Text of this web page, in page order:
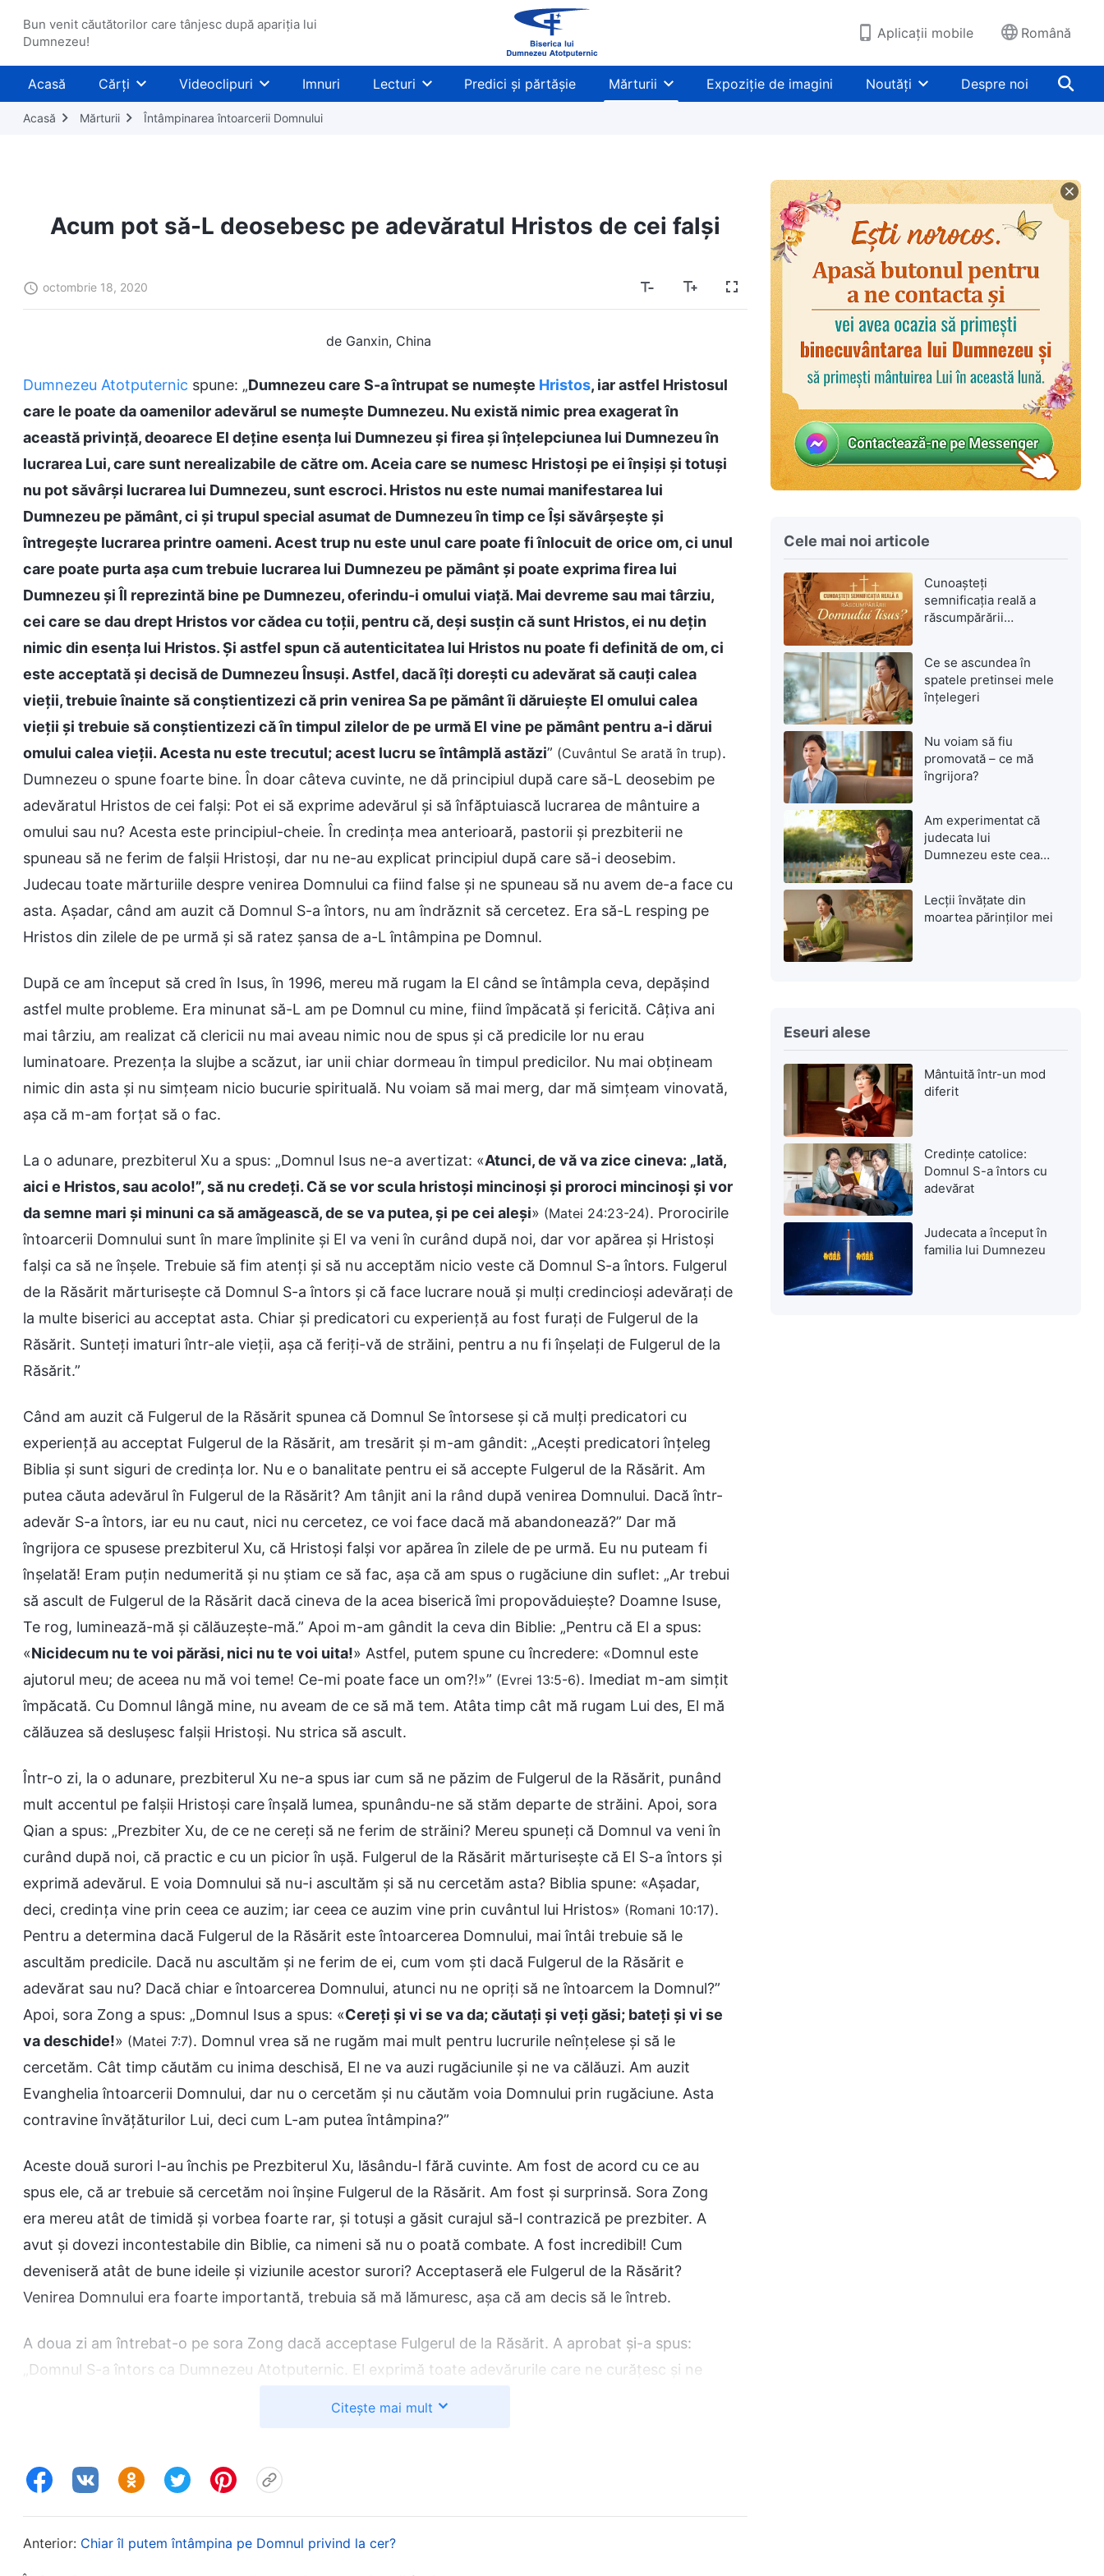
Bun venit căutătorilor care tânjesc după apariția lui
Dumnezeu!
Aplicații mobile Română
Acasă Cărți Videoclipuri Imnuri Lecturi Predici și părtășie Mărturii Expoziție de imagini Noutăți Despre noi
Acasă Mărturii Întâmpinarea întoarcerii Domnului
Acum pot să-L deosebesc pe adevăratul Hristos de cei falși
octombrie 18, 2020
de Ganxin, China
Dumnezeu Atotputernic spune: „Dumnezeu care S-a întrupat se numește Hristos, iar astfel Hristosul
care le poate da oamenilor adevărul se numește Dumnezeu. Nu există nimic prea exagerat în
această privință, deoarece El deține esența lui Dumnezeu și firea și înțelepciunea lui Dumnezeu în
lucrarea Lui, care sunt nerealizabile de către om. Aceia care se numesc Hristoși pe ei înșiși și totuși
nu pot săvârși lucrarea lui Dumnezeu, sunt escroci. Hristos nu este numai manifestarea lui
Dumnezeu pe pământ, ci și trupul special asumat de Dumnezeu în timp ce Își săvârșește și
întregește lucrarea printre oameni. Acest trup nu este unul care poate fi înlocuit de orice om, ci unul
care poate purta așa cum trebuie lucrarea lui Dumnezeu pe pământ și poate exprima firea lui
Dumnezeu și Îl reprezintă bine pe Dumnezeu, oferindu-i omului viață. Mai devreme sau mai târziu,
cei care se dau drept Hristos vor cădea cu toții, pentru că, deși susțin că sunt Hristos, ei nu dețin
nimic din esența lui Hristos. Și astfel spun că autenticitatea lui Hristos nu poate fi definită de om, ci
este acceptată și decisă de Dumnezeu Însuși. Astfel, dacă îți dorești cu adevărat să cauți calea
vieții, trebuie înainte să conștientizezi că prin venirea Sa pe pământ îi dăruiește El omului calea
vieții și trebuie să conștientizezi că în timpul zilelor de pe urmă El vine pe pământ pentru a-i dărui
omului calea vieții. Acesta nu este trecutul; acest lucru se întâmplă astăzi” (Cuvântul Se arată în trup).
Dumnezeu o spune foarte bine. În doar câteva cuvinte, ne dă principiul după care să-L deosebim pe
adevăratul Hristos de cei falși: Pot ei să exprime adevărul și să înfăptuiască lucrarea de mântuire a
omului sau nu? Acesta este principiul-cheie. În credința mea anterioară, pastorii și prezbiterii ne
spuneau să ne ferim de falșii Hristoși, dar nu ne-au explicat principiul după care să-i deosebim.
Judecau toate mărturiile despre venirea Domnului ca fiind false și ne spuneau să nu avem de-a face cu
asta. Așadar, când am auzit că Domnul S-a întors, nu am îndrăznit să cercetez. Era să-L resping pe
Hristos din zilele de pe urmă și să ratez șansa de a-L întâmpina pe Domnul.
După ce am început să cred în Isus, în 1996, mereu mă rugam la El când se întâmpla ceva, depășind
astfel multe probleme. Era minunat să-L am pe Domnul cu mine, fiind împăcată și fericită. Câțiva ani
mai târziu, am realizat că clericii nu mai aveau nimic nou de spus și că predicile lor nu erau
luminatoare. Prezența la slujbe a scăzut, iar unii chiar dormeau în timpul predicilor. Nu mai obțineam
nimic din asta și nu simțeam nicio bucurie spirituală. Nu voiam să mai merg, dar mă simțeam vinovată,
așa că m-am forțat să o fac.
La o adunare, prezbiterul Xu a spus: „Domnul Isus ne-a avertizat: «Atunci, de vă va zice cineva: „Iată,
aici e Hristos, sau acolo!”, să nu credeți. Că se vor scula hristoși mincinoși și proroci mincinoși și vor
da semne mari și minuni ca să amăgească, de se va putea, și pe cei aleși» (Matei 24:23-24). Prorocirile
întoarcerii Domnului sunt în mare împlinite și El va veni în curând după noi, dar vor apărea și Hristoși
falși ca să ne înșele. Trebuie să fim atenți și să nu acceptăm nicio veste că Domnul S-a întors. Fulgerul
de la Răsărit mărturisește că Domnul S-a întors și că face lucrare nouă și mulți credincioși adevărați de
la multe biserici au acceptat asta. Chiar și predicatori cu experiență au fost furați de Fulgerul de la
Răsărit. Sunteți imaturi într-ale vieții, așa că feriți-vă de străini, pentru a nu fi înșelați de Fulgerul de la
Răsărit.”
Când am auzit că Fulgerul de la Răsărit spunea că Domnul Se întorsese și că mulți predicatori cu
experiență au acceptat Fulgerul de la Răsărit, am tresărit și m-am gândit: „Acești predicatori înțeleg
Biblia și sunt siguri de credința lor. Nu e o banalitate pentru ei să accepte Fulgerul de la Răsărit. Am
putea căuta adevărul în Fulgerul de la Răsărit? Am tânjit ani la rând după venirea Domnului. Dacă într-
adevăr S-a întors, iar eu nu caut, nici nu cercetez, ce voi face dacă mă abandonează?” Dar mă
îngrijora ce spusese prezbiterul Xu, că Hristoși falși vor apărea în zilele de pe urmă. Eu nu puteam fi
înșelată! Eram puțin nedumerită și nu știam ce să fac, așa că am spus o rugăciune din suflet: „Ar trebui
să ascult de Fulgerul de la Răsărit dacă cineva de la acea biserică îmi propovăduiește? Doamne Isuse,
Te rog, luminează-mă și călăuzește-mă.” Apoi m-am gândit la ceva din Biblie: „Pentru că El a spus:
«Nicidecum nu te voi părăsi, nici nu te voi uita!» Astfel, putem spune cu încredere: «Domnul este
ajutorul meu; de aceea nu mă voi teme! Ce-mi poate face un om?!»” (Evrei 13:5-6). Imediat m-am simțit
împăcată. Cu Domnul lângă mine, nu aveam de ce să mă tem. Atâta timp cât mă rugam Lui des, El mă
călăuzea să deslușesc falșii Hristoși. Nu strica să ascult.
Într-o zi, la o adunare, prezbiterul Xu ne-a spus iar cum să ne păzim de Fulgerul de la Răsărit, punând
mult accentul pe falșii Hristoși care înșală lumea, spunându-ne să stăm departe de străini. Apoi, sora
Qian a spus: „Prezbiter Xu, de ce ne cereți să ne ferim de străini? Mereu spuneți că Domnul va veni în
curând după noi, că practic e cu un picior în ușă. Fulgerul de la Răsărit mărturisește că El S-a întors și
exprimă adevărul. E voia Domnului să nu-i ascultăm și să nu cercetăm asta? Biblia spune: «Așadar,
deci, credința vine prin ceea ce auzim; iar ceea ce auzim vine prin cuvântul lui Hristos» (Romani 10:17).
Pentru a determina dacă Fulgerul de la Răsărit este întoarcerea Domnului, mai întâi trebuie să le
ascultăm predicile. Dacă nu ascultăm și ne ferim de ei, cum vom ști dacă Fulgerul de la Răsărit e
adevărat sau nu? Dacă chiar e întoarcerea Domnului, atunci nu ne opriți să ne întoarcem la Domnul?”
Apoi, sora Zong a spus: „Domnul Isus a spus: «Cereți și vi se va da; căutați și veți găsi; bateți și vi se
va deschide!» (Matei 7:7). Domnul vrea să ne rugăm mai mult pentru lucrurile neînțelese și să le
cercetăm. Cât timp căutăm cu inima deschisă, El ne va auzi rugăciunile și ne va călăuzi. Am auzit
Evanghelia întoarcerii Domnului, dar nu o cercetăm și nu căutăm voia Domnului prin rugăciune. Asta
contravine învățăturilor Lui, deci cum L-am putea întâmpina?”
Aceste două surori l-au închis pe Prezbiterul Xu, lăsându-l fără cuvinte. Am fost de acord cu ce au
spus ele, că ar trebuie să cercetăm noi înșine Fulgerul de la Răsărit. Am fost și surprinsă. Sora Zong
era mereu atât de timidă și vorbea foarte rar, și totuși a găsit curajul să-l contrazică pe prezbiter. A
avut și dovezi incontestabile din Biblie, ca nimeni să nu o poată combate. A fost incredibil! Cum
deveniseră atât de bune ideile și viziunile acestor surori? Acceptaseră ele Fulgerul de la Răsărit?
Venirea Domnului era foarte importantă, trebuia să mă lămuresc, așa că am decis să le întreb.
A doua zi am întrebat-o pe sora Zong dacă acceptase Fulgerul de la Răsărit. A aprobat și-a spus:
„Domnul S-a întors ca Dumnezeu Atotputernic. El exprimă toate adevărurile care ne curățesc și ne
Când a sosit ziua, i-am spus fratelui de la
„Domnul Isus a spus: «Atunci, de vă va zice cineva: „Iată, aici e Hristos, sau acolo!”, să nu credeți. Că
se vor scula hristoși mincinoși și proroci mincinoși și vor da semne mari și minuni ca să amăgească,
Citește mai mult
Anterior: Chiar îl putem întâmpina pe Domnul privind la cer?
Cele mai noi articole
Cunoașteți
semnificația reală a
răscumpărării
Ce se ascundea în
spatele pretinsei mele
înțelegeri
Nu voiam să fiu
promovată – ce mă
îngrijora?
Am experimentat că
judecata lui
Dumnezeu este cea
Lecții învățate din
moartea părinților mei
Eseuri alese
Mântuită într-un mod
diferit
Credințe catolice:
Domnul S-a întors cu
adevărat
Judecata a început în
familia lui Dumnezeu